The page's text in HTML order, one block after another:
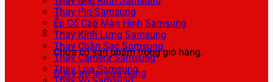
Chưa có sản phẩm trong giỏ hàng.
Quay trở lại cửa hàng
Thay Pin Samsung
Ép Cổ Cáp Màn Hình Samsung
Thay Kính Lưng Samsung
Thay Chân Sạc Samsung
Thay Camera Samsung
Thay Loa Samsung